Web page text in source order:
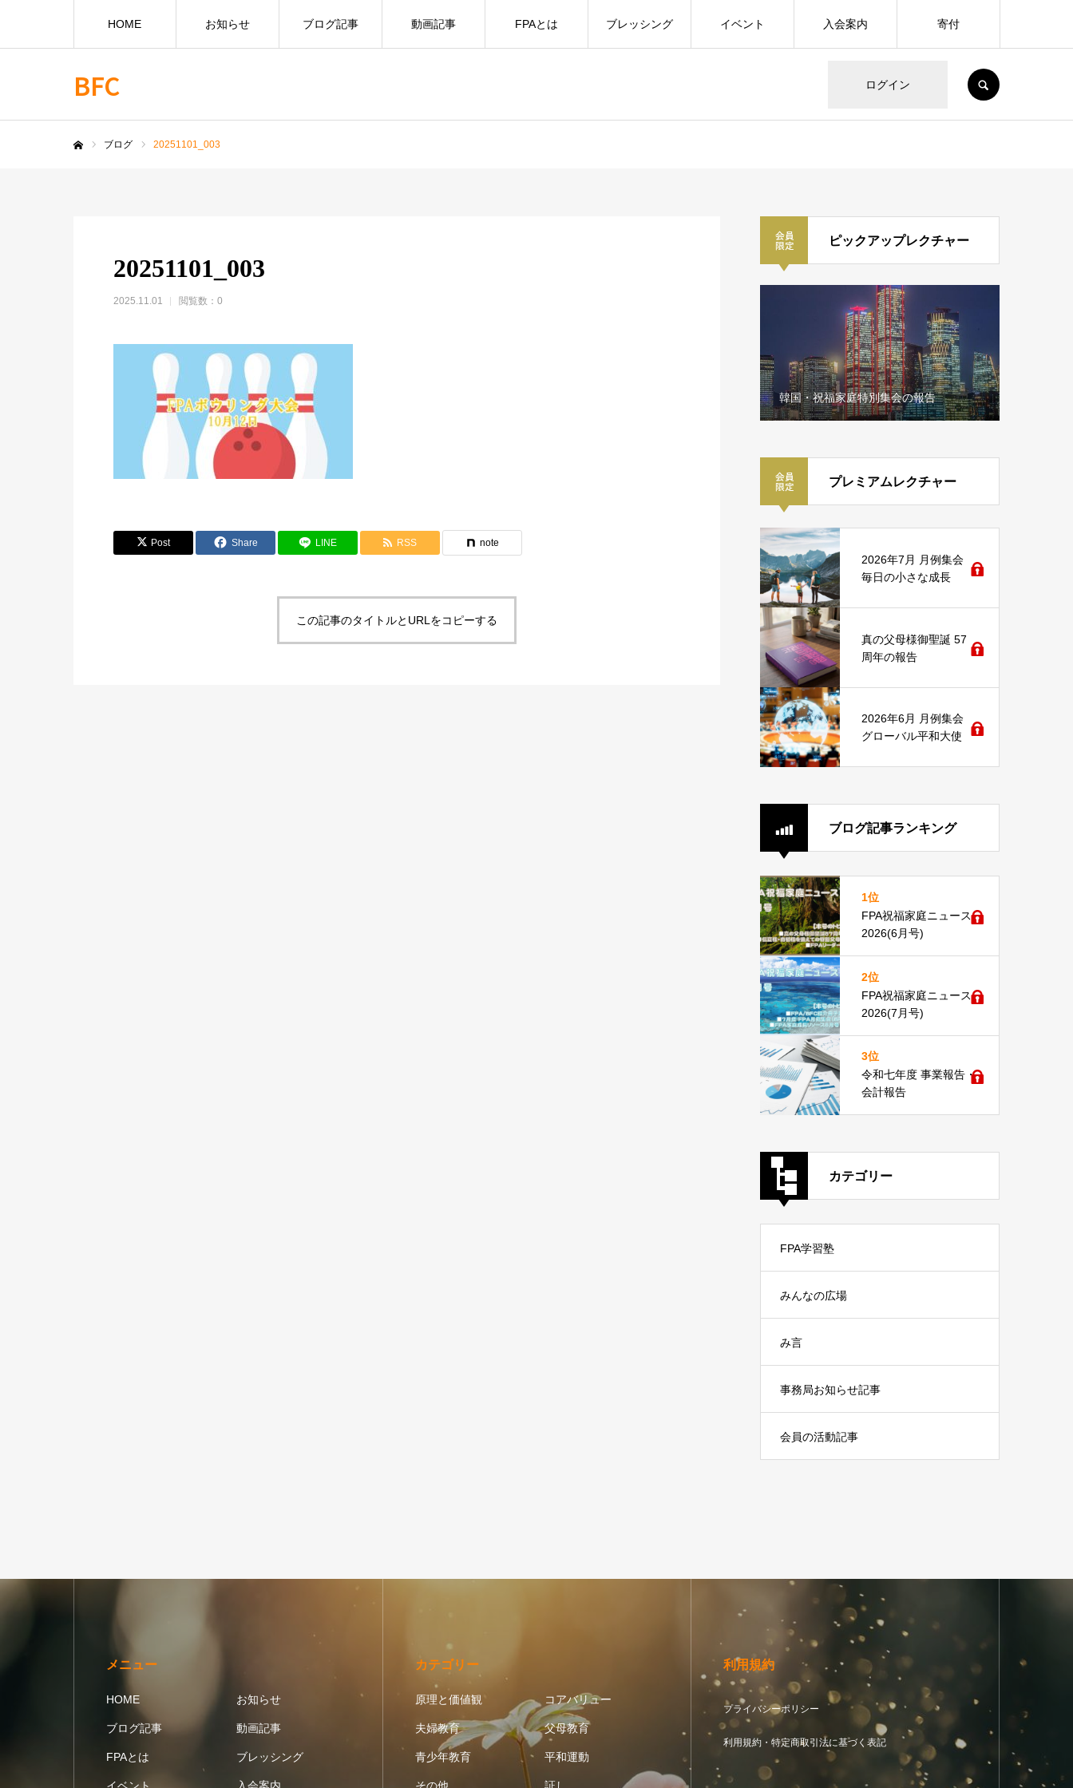
BFC ログイン
HOME お知らせ ブログ記事 動画記事 FPAとは ブレッシング イベント 入会案内 寄付
ブログ 20251101_003
20251101_003
2025.11.01 閲覧数：0
Post Share LINE RSS note
この記事のタイトルとURLをコピーする
ピックアップレクチャー
韓国・祝福家庭特別集会の報告
プレミアムレクチャー
2026年7月 月例集会
毎日の小さな成長
真の父母様御聖誕 57
周年の報告
2026年6月 月例集会
グローバル平和大使
ブログ記事ランキング
1位
FPA祝福家庭ニュース
2026(6月号)
2位
FPA祝福家庭ニュース
2026(7月号)
3位
令和七年度 事業報告・
会計報告
カテゴリー
FPA学習塾
みんなの広場
み言
事務局お知らせ記事
会員の活動記事
メニュー
HOME お知らせ
ブログ記事 動画記事
FPAとは ブレッシング
カテゴリー
原理と価値観 コアバリュー
夫婦教育 父母教育
青少年教育 平和運動
利用規約
プライバシーポリシー
利用規約・特定商取引法に基づく表記